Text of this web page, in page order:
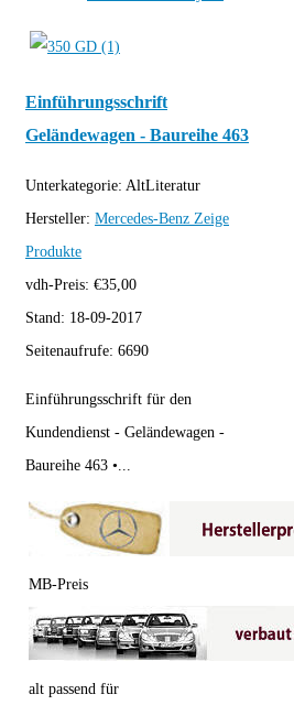
Einführungsschrift
Geländewagen - Baureihe 463
Unterkategorie: AltLiteratur
Hersteller: Mercedes-Benz Zeige
Produkte
vdh-Preis: €35,00
Stand: 18-09-2017
Seitenaufrufe: 6690
Einführungsschrift für den
Kundendienst - Geländewagen -
Baureihe 463 •...
MB-Preis
alt passend für